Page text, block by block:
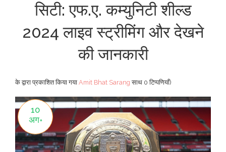
सिटी: एफ.ए. कम्युनिटी शील्ड
2024 लाइव स्ट्रीमिंग और देखने
की जानकारी
के द्वारा प्रकाशित किया गया Amit Bhat Sarang साथ 0 टिप्पणियाँ)
10
अग॰